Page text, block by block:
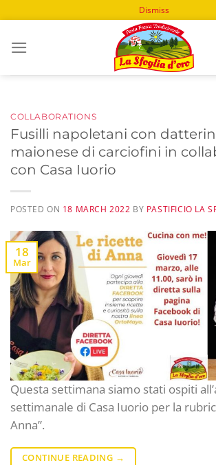
Dismiss
COLLABORATIONS
Fusilli napoletani con
maionese di carciofini in
con Casa Iuorio
POSTED ON 18 MARCH 2022 BY PASTIFICIO LA
18
Mar
Questa settimana siamo stati ospiti
settimanale di Casa Iuorio per la
Anna”.
CONTINUE READING →